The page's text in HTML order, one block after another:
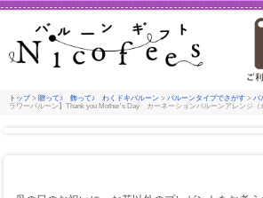
トップ > 贈って♪ 飾って♪ わくドキバルーン > バルーンタイプでさがす > バ
ラワーバルーン】Thank you Mother's Day カーネーションバルーンアレンジ（